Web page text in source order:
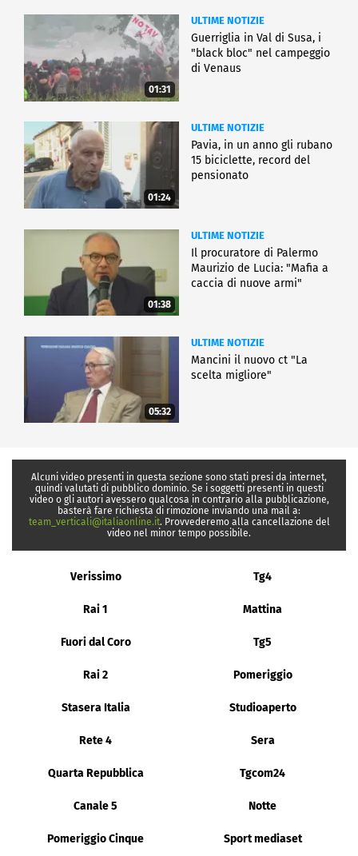
01:31
ULTIME NOTIZIE
Guerriglia in Val di Susa, i
"black bloc" nel campeggio
di Venaus
01:24
ULTIME NOTIZIE
Pavia, in un anno gli rubano
15 biciclette, record del
pensionato
01:38
ULTIME NOTIZIE
Il procuratore di Palermo
Maurizio de Lucia: "Mafia a
caccia di nuove armi"
05:32
ULTIME NOTIZIE
Mancini il nuovo ct "La
scelta migliore"
Alcuni video presenti in questa sezione sono stati presi da internet,
quindi valutati di pubblico dominio. Se i soggetti presenti in questi
video o gli autori avessero qualcosa in contrario alla pubblicazione,
basterà fare richiesta di rimozione inviando una mail a:
team_verticali@italiaonline.it. Provvederemo alla cancellazione del
video nel minor tempo possibile.
Verissimo Tg4
Rai 1 Mattina
Fuori dal Coro Tg5
Rai 2 Pomeriggio
Stasera Italia Studioaperto
Rete 4 Sera
Quarta Repubblica Tgcom24
Canale 5 Notte
Pomeriggio Cinque Sport mediaset